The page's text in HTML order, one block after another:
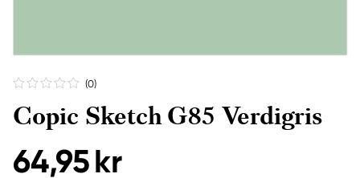
(0)
Copic Sketch G85 Verdigris
64,95 kr